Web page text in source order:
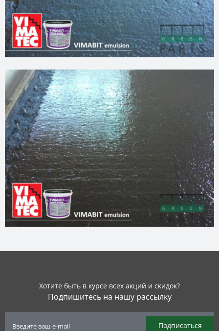
Хотите быть в курсе всех акций и скидок?
Подпишитесь на нашу рассылку
Подписаться